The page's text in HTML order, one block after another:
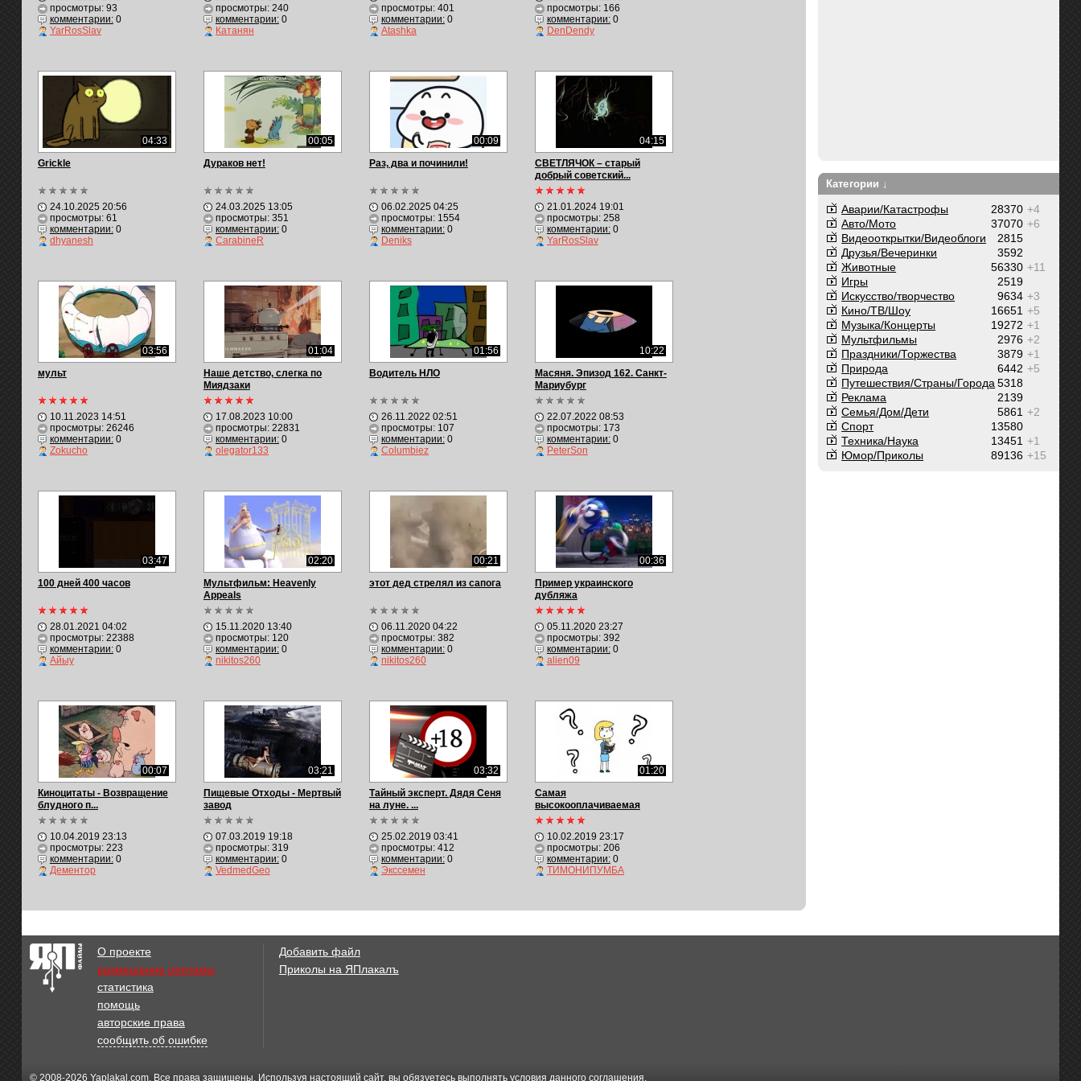
просмотры: 93
комментарии:0
YarRosSlav
просмотры: 240
комментарии:0
Катанян
просмотры: 401
комментарии:0
Atashka
просмотры: 166
комментарии:0
DenDendy
04:33
Grickle
24.10.2025 20:56
просмотры: 61
комментарии:0
dhyanesh
00:05
Дураков нет!
24.03.2025 13:05
просмотры: 351
комментарии:0
CarabineR
00:09
Раз, два и починили!
06.02.2025 04:25
просмотры: 1554
комментарии:0
Deniks
04:15
СВЕТЛЯЧОК – старый
добрый советский...
21.01.2024 19:01
просмотры: 258
комментарии:0
YarRosSlav
03:56
мульт
10.11.2023 14:51
просмотры: 26246
комментарии:0
Zokucho
01:04
Наше детство, слегка по
Миядзаки
17.08.2023 10:00
просмотры: 22831
комментарии:0
olegator133
01:56
Водитель НЛО
26.11.2022 02:51
просмотры: 107
комментарии:0
Columbiez
10:22
Масяня. Эпизод 162. Санкт-
Мариубург
22.07.2022 08:53
просмотры: 173
комментарии:0
PeterSon
03:47
100 дней 400 часов
28.01.2021 04:02
просмотры: 22388
комментарии:0
Айыу
02:20
Мультфильм: Heavenly
Appeals
15.11.2020 13:40
просмотры: 120
комментарии:0
nikitos260
00:21
этот дед стрелял из сапога
06.11.2020 04:22
просмотры: 382
комментарии:0
nikitos260
00:36
Пример украинского
дубляжа
05.11.2020 23:27
просмотры: 392
комментарии:0
alien09
00:07
Киноцитаты - Возвращение
блудного п...
10.04.2019 23:13
просмотры: 223
комментарии:0
Дементор
03:21
Пищевые Отходы - Мертвый
завод
07.03.2019 19:18
просмотры: 319
комментарии:0
VedmedGeo
03:32
Тайный эксперт. Дядя Сеня
на луне. ...
25.02.2019 03:41
просмотры: 412
комментарии:0
Экссемен
01:20
Самая
высокооплачиваемая
работа
10.02.2019 23:17
просмотры: 206
комментарии:0
ТИМОНИПУМБА
Категории ↓
+4
28370
Аварии/Катастрофы
+6
37070
Авто/Мото
2815
Видеооткрытки/Видеоблоги
3592
Друзья/Вечеринки
+11
56330
Животные
2519
Игры
+3
9634
Искусство/творчество
+5
16651
Кино/ТВ/Шоу
+1
19272
Музыка/Концерты
+2
2976
Мультфильмы
+1
3879
Праздники/Торжества
+5
6442
Природа
5318
Путешествия/Cтраны/Города
2139
Реклама
+2
5861
Семья/Дом/Дети
13580
Спорт
+1
13451
Техника/Наука
+15
89136
Юмор/Приколы
О проекте
размещение рекламы
статистика
помощь
авторские права
сообщить об ошибке
Добавить файл
Приколы на ЯПлакалъ
© 2008-2026 Yaplakal.com. Все права защищены. Используя настоящий сайт, вы обязуетесь выполнять условия данного соглашения.